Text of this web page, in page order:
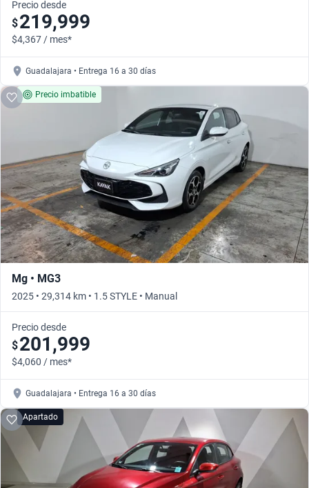
Precio desde
$219,999
$4,367 / mes*
Guadalajara • Entrega 16 a 30 días
Precio imbatible
Mg • MG3
2025 • 29,314 km • 1.5 STYLE • Manual
Precio desde
$201,999
$4,060 / mes*
Guadalajara • Entrega 16 a 30 días
Apartado